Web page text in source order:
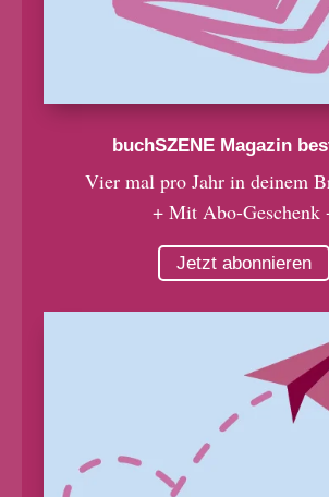
buchSZENE Magazin
Vier mal pro Jahr in deinem
+ Mit Abo-Geschenk
Jetzt abonnieren